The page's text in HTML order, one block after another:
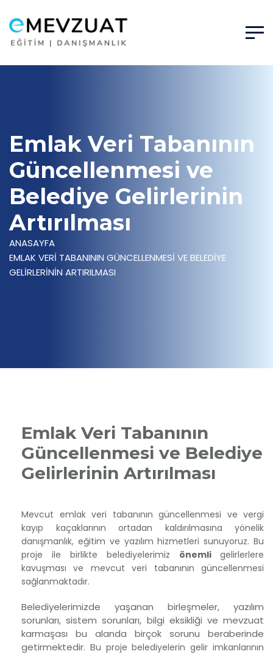
Emlak Veri Tabanının
Güncellenmesi ve
Belediye Gelirlerinin
Artırılması
ANASAYFA
EMLAK VERI TABANININ GÜNCELLENMESI VE BELEDIYE
GELIRLERININ ARTIRILMASI
Emlak Veri Tabanının
Güncellenmesi ve Belediye
Gelirlerinin Artırılması
Mevcut emlak veri tabanının güncellenmesi ve vergi
kayıp kaçaklarının ortadan kaldırılmasına yönelik
danışmanlık, eğitim ve yazılım hizmetleri sunuyoruz. Bu
proje ile birlikte belediyelerimiz önemli gelirlerlere
kavuşması ve mevcut veri tabanının güncellenmesi
sağlanmaktadır.
Belediyelerimizde yaşanan birleşmeler, yazılım
sorunları, sistem sorunları, bilgi eksikliği ve mevzuat
karmaşası bu alanda birçok sorunu beraberinde
getirmektedir. Bu proje belediyelerin gelir imkanlarının